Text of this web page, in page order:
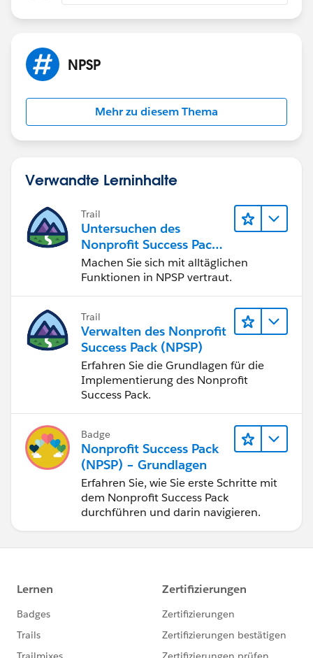
NPSP
Mehr zu diesem Thema
Verwandte Lerninhalte
Trail
Untersuchen des
Nonprofit Success Pack
(NPSP)
Machen Sie sich mit alltäglichen
Funktionen in NPSP vertraut.
Trail
Verwalten des Nonprofit
Success Pack (NPSP)
Erfahren Sie die Grundlagen für die
Implementierung des Nonprofit
Success Pack.
Badge
Nonprofit Success Pack
(NPSP) – Grundlagen
Erfahren Sie, wie Sie erste Schritte mit
dem Nonprofit Success Pack
durchführen und darin navigieren.